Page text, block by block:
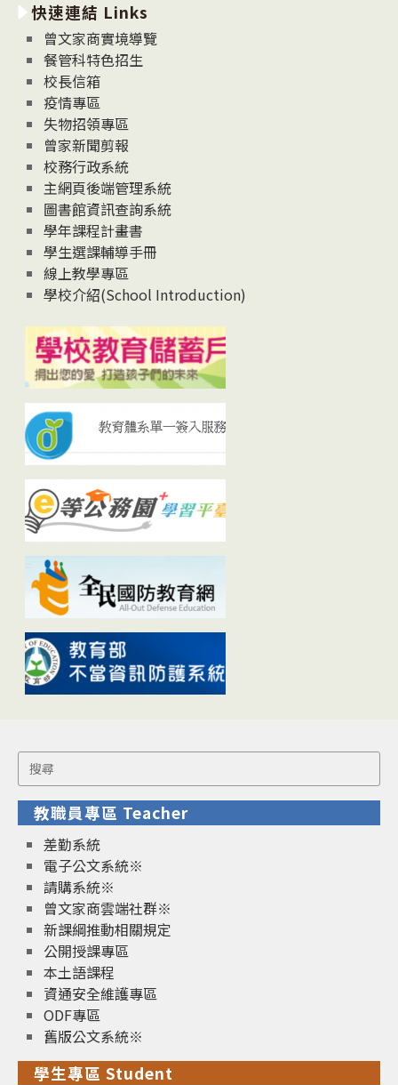
消
息
News
快速連結 Links
曾文家商實境導覽
餐管科特色招生
校長信箱
疫情專區
失物招領專區
曾家新聞剪報
校務行政系統
主網頁後端管理系統
圖書館資訊查詢系統
學年課程計畫書
學生選課輔導手冊
線上教學專區
學校介紹(School Introduction)
Search
for:
教職員專區 Teacher
差勤系統
電子公文系統※
請購系統※
曾文家商雲端社群※
新課綱推動相關規定
公開授課專區
本土語課程
資通安全維護專區
ODF專區
舊版公文系統※
學生專區 Student